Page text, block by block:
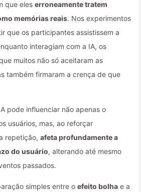
que eles erroneamente tratem
memórias reais. Nos experimentos
que os participantes assistissem a
interagiam com a IA, os
muitos não só aceitaram as
também firmaram a crença de que
pode influenciar não apenas o
usuários, mas, ao reforçar
repetição, afeta profundamente a
do usuário, alterando até mesmo
passados.
simples entre o efeito bolha e a